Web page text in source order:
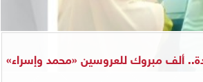
ألف مبروك للعروسين «محمد وإسراء»